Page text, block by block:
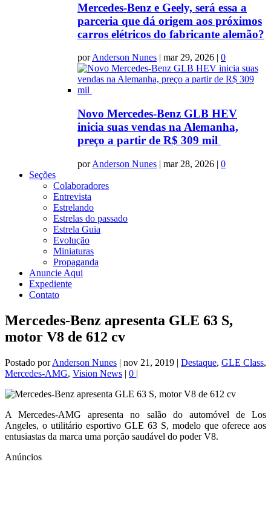
Mercedes-Benz e Geely, será essa a
parceria que dá origem aos próximos
carros elétricos do fabricante alemão?
porAnderson Nunes | mar 29, 2026 | 0
Novo Mercedes-Benz GLB HEV
inicia suas vendas na Alemanha,
preço a partir de R$ 309 mil
porAnderson Nunes | mar 28, 2026 | 0
Seções
Colaboradores
Entrevista
Estrelando
Estrelas do passado
Estrela Guia
Evolução
Miniaturas
Propaganda
Anuncie Aqui
Expediente
Contato
Mercedes-Benz apresenta GLE 63 S,
motor V8 de 612 cv
Postado porAnderson Nunes | nov 21, 2019 | Destaque, GLE Class,
Mercedes-AMG, Vision News | 0 |
A Mercedes-AMG apresenta no salão do automóvel de Los
Angeles, o utilitário esportivo GLE 63 S, modelo que oferece aos
entusiastas da marca uma porção saudável do poder V8.
Anúncios